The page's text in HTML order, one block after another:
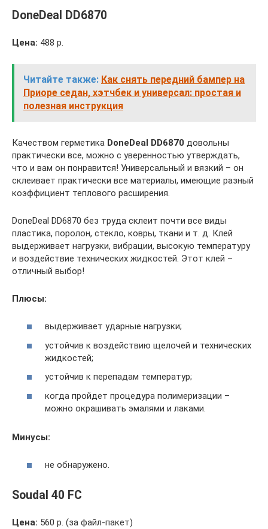
DoneDeal DD6870
Цена: 488 р.
Читайте также: Как снять передний бампер на
Приоре седан, хэтчбек и универсал: простая и
полезная инструкция
Качеством герметика DoneDeal DD6870 довольны
практически все, можно с уверенностью утверждать,
что и вам он понравится! Универсальный и вязкий – он
склеивает практически все материалы, имеющие разный
коэффициент теплового расширения.
DoneDeal DD6870 без труда склеит почти все виды
пластика, поролон, стекло, ковры, ткани и т. д. Клей
выдерживает нагрузки, вибрации, высокую температуру
и воздействие технических жидкостей. Этот клей –
отличный выбор!
Плюсы:
выдерживает ударные нагрузки;
устойчив к воздействию щелочей и технических
жидкостей;
устойчив к перепадам температур;
когда пройдет процедура полимеризации –
можно окрашивать эмалями и лаками.
Минусы:
не обнаружено.
Soudal 40 FC
Цена: 560 р. (за файл-пакет)